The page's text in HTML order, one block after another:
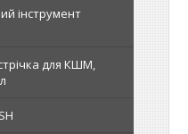
інструмент
для КШМ,